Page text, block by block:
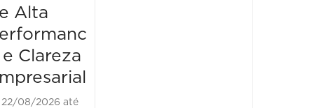
Alta
Clareza
22/08/2026 até